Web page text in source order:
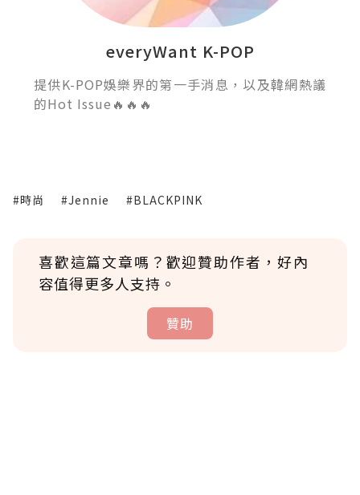
everyWant K-POP
提供K-POP娛樂界的第一手消息，以及韓網熱議
的Hot Issue🔥🔥🔥
#時尚 #Jennie #BLACKPINK
喜歡這篇文章嗎？歡迎贊助作者，好內
容值得更多人支持。
贊助